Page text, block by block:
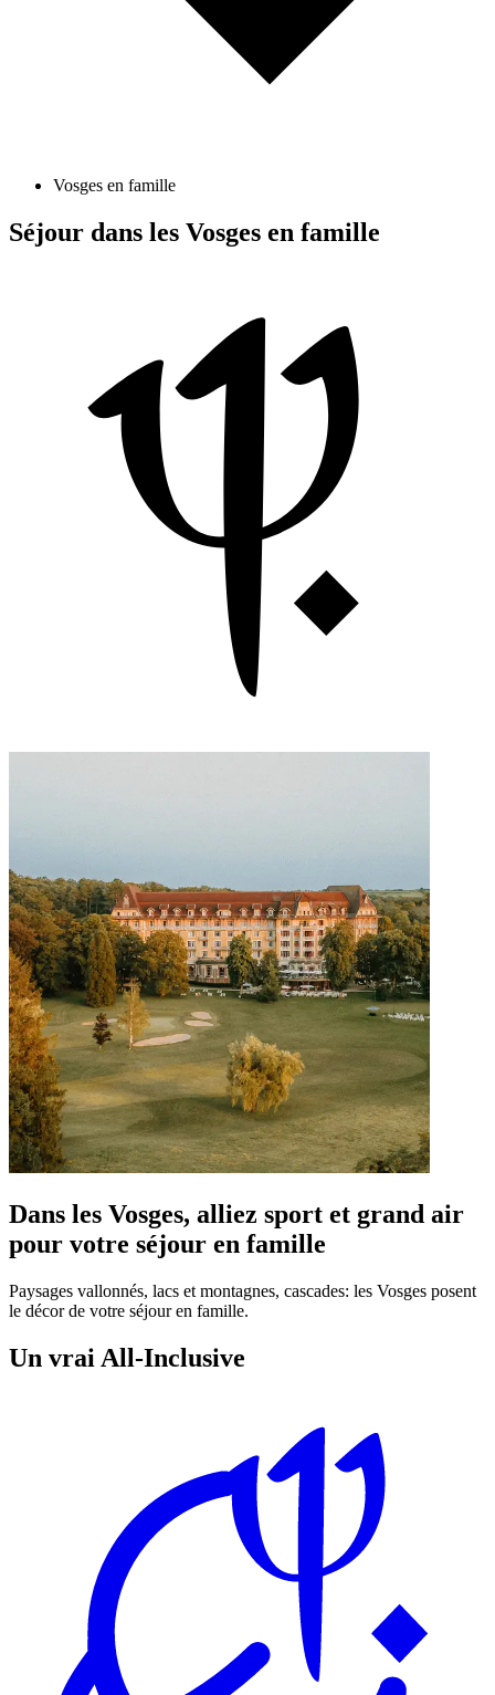
Vosges en famille
Séjour dans les Vosges en famille
Dans les Vosges, alliez sport et grand air
pour votre séjour en famille
Paysages vallonnés, lacs et montagnes, cascades: les Vosges posent
le décor de votre séjour en famille.
Un vrai All-Inclusive